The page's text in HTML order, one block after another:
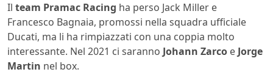
Il team Pramac Racing ha perso Jack Miller e
Francesco Bagnaia, promossi nella squadra ufficiale
Ducati, ma li ha rimpiazzati con una coppia molto
interessante. Nel 2021 ci saranno Johann Zarco e Jorge
Martin nel box.